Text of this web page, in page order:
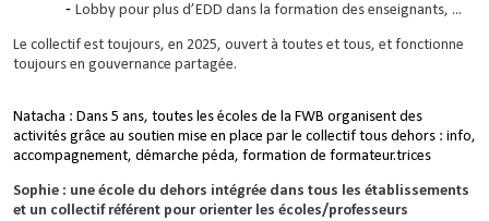
Lobby pour plus d’EDD dans la formation des enseignants, ...
Le collectif est toujours, en 2025, ouvert à toutes et tous, et fonctionne
toujours en gouvernance partagée.
Natacha : Dans 5 ans, toutes les écoles de la FWB organisent des
activités grâce au soutien mise en place par le collectif tous dehors : info,
accompagnement, démarche péda, formation de formateur.trices
Sophie : une école du dehors intégrée dans tous les établissements
et un collectif référent pour orienter les écoles/professeurs